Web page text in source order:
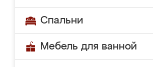
Спальни
Мебель для ванной